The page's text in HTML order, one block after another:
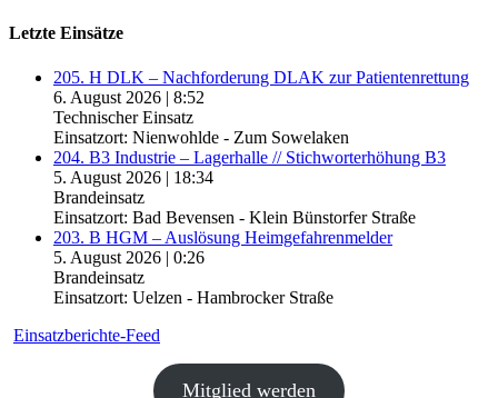
Letzte Einsätze
205. H DLK – Nachforderung DLAK zur Patientenrettung
6. August 2026 | 8:52
Technischer Einsatz
Einsatzort: Nienwohlde - Zum Sowelaken
204. B3 Industrie – Lagerhalle // Stichworterhöhung B3
5. August 2026 | 18:34
Brandeinsatz
Einsatzort: Bad Bevensen - Klein Bünstorfer Straße
203. B HGM – Auslösung Heimgefahrenmelder
5. August 2026 | 0:26
Brandeinsatz
Einsatzort: Uelzen - Hambrocker Straße
Einsatzberichte-Feed
Mitglied werden